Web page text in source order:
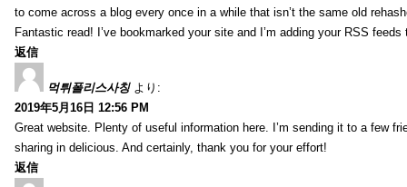
to come across a blog every once in a while that isn’t the same old
Fantastic read! I’ve bookmarked your site and I’m adding your RSS
返信
먹튀폴리스사칭 より:
2019年5月16日 12:56 PM
Great website. Plenty of useful information here. I’m sending it to a few
sharing in delicious. And certainly, thank you for your effort!
返信